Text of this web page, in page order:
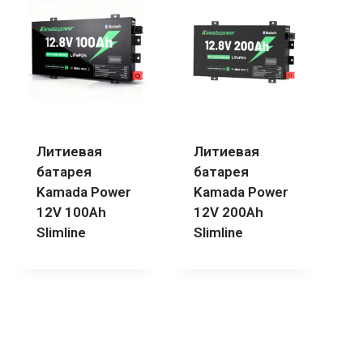
Литиевая
батарея
Kamada Power
12V 100Ah
Slimline
Литиевая
батарея
Kamada Power
12V 200Ah
Slimline